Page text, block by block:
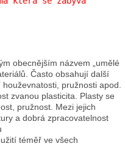
obecnějším názvem „umělé
Často obsahují další
pružnosti apod.
zvanou plasticita. Plasty se
pružnost. Mezi jejich
a dobrá zpracovatelnost
téměř ve všech